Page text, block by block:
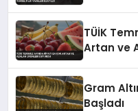
TÜİK
Artan ve
Gram
Başladı